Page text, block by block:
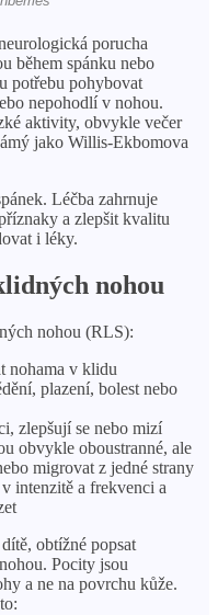
porucha
během spánku nebo
potřebu pohybovat
nepohodlí v nohou.
aktivity, obvykle večer
jako Willis-Ekbomova
Léčba zahrnuje
a zlepšit kvalitu
i léky.
nohou
nohou (RLS):
nohama v klidu
plazení, bolest nebo
zlepšují se nebo mizí
obvykle oboustranné, ale
migrovat z jedné strany
intenzitě a frekvenci a
obtížné popsat
Pocity jsou
a ne na povrchu kůže.